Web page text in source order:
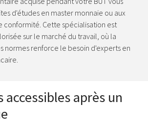
d'études en master monnaie ou aux
conformité. Cette spécialisation est
sur le marché du travail, où la
normes renforce le besoin d'experts en
accessibles après un